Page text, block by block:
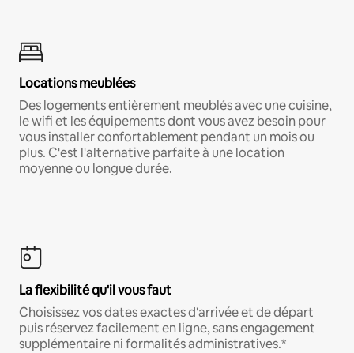
Locations meublées
Des logements entièrement meublés avec une cuisine,
le wifi et les équipements dont vous avez besoin pour
vous installer confortablement pendant un mois ou
plus. C'est l'alternative parfaite à une location
moyenne ou longue durée.
La flexibilité qu'il vous faut
Choisissez vos dates exactes d'arrivée et de départ
puis réservez facilement en ligne, sans engagement
supplémentaire ni formalités administratives.*